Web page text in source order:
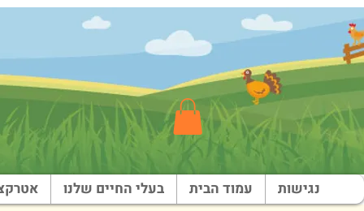
נגישות עמוד הבית בעלי החיים שלנו